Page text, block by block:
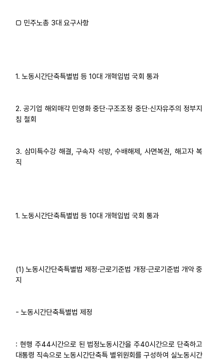
□ 민주노총 3대 요구사항
1. 노동시간단축특별법 등 10대 개혁입법 국회 통과
2. 공기업 해외매각 민영화 중단·구조조정 중단·신자유주의 정부지
침 철회
3. 삼미특수강 해결, 구속자 석방, 수배해제, 사면복권, 해고자 복
직
1. 노동시간단축특별법 등 10대 개혁입법 국회 통과
(1) 노동시간단축특별법 제정·근로기준법 개정·근로기준법 개악 중
지
- 노동시간단축특별법 제정
: 현행 주44시간으로 된 법정노동시간을 주40시간으로 단축하고
대통령 직속으로 노동시간단축특 별위원회를 구성하여 실노동시간